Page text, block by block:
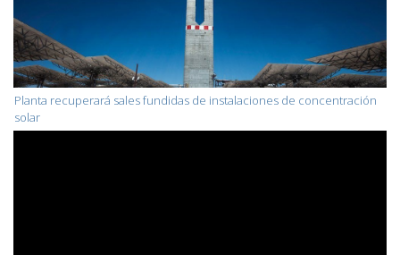
Planta recuperará sales fundidas de instalaciones de concentración
solar